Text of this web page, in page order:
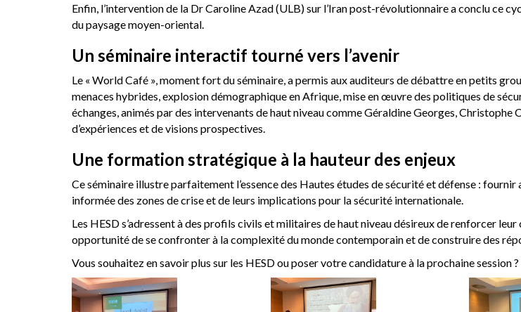
Enfin, l’intervention de la Dr Caroline Azad (ULB) sur l’Iran post-révolutionnaire a conclu ce
du paysage moyen-oriental.
Un séminaire interactif tourné vers l’avenir
Le « World Café », moment fort du séminaire, a permis aux auditeurs de débattre en petits
menaces hybrides, explosion démographique en Afrique, mise en œuvre des politiques de
échanges, animés par des intervenants de haut niveau comme Géraldine Georges,
d’expériences et de visions prospectives.
Une formation stratégique à la hauteur des enjeux
Ce séminaire illustre parfaitement l’essence des Hautes études de sécurité et défense :
informée des zones de crise et de leurs implications pour la sécurité internationale.
Les HESD s’adressent à des profils civils et militaires de haut niveau désireux de renforcer
opportunité de se confronter à la complexité du monde contemporain et de construire des
Vous souhaitez en savoir plus sur les HESD ou poser votre candidature à la prochaine session